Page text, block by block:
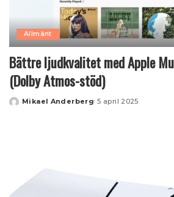
Allmänt
Bättre ljudkvalitet med Apple
(Dolby Atmos-stöd)
Posted
Mikael Anderberg 5 april 2025